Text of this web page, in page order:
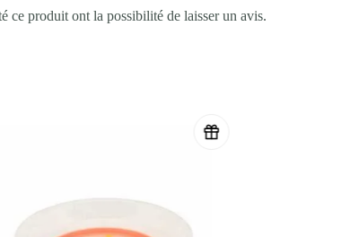
ce produit ont la possibilité de laisser un avis.